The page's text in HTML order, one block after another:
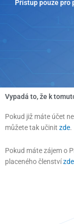
PřeskočitPřístup pouze
Vypadá to, že k
Pokud již máte účet
můžete tak učinit zde.
Pokud máte zájem o
placeného členstvízde